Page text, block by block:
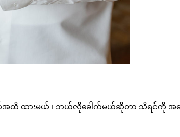
က်အထိ ထားမယ် ၊ ဘယ်လိုခေါက်မယ်ဆိုတာ သိရင်ကို အ